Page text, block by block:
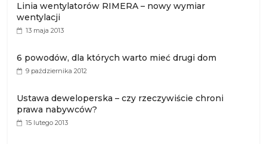
Linia wentylatorów RIMERA – nowy wymiar
wentylacji
13 maja 2013
6 powodów, dla których warto mieć drugi dom
9 października 2012
Ustawa deweloperska – czy rzeczywiście chroni
prawa nabywców?
15 lutego 2013